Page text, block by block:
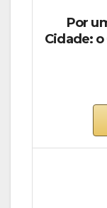
Por
Cidade: o